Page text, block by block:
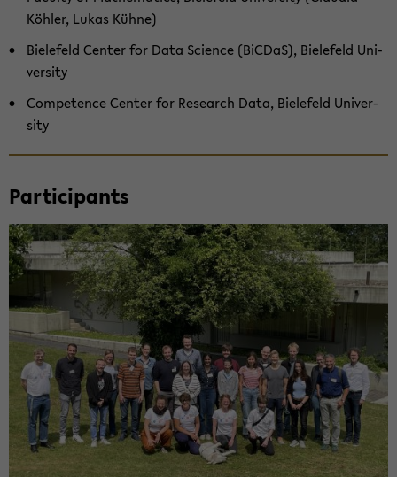
Köhler, Lukas Kühne)
Biele­feld Cen­ter for Data Sci­ence (BiC­DaS), Biele­feld Uni­
ver­sity
Com­pe­tence Cen­ter for Re­search Data, Biele­feld Uni­ver­
sity
Par­tic­i­pants